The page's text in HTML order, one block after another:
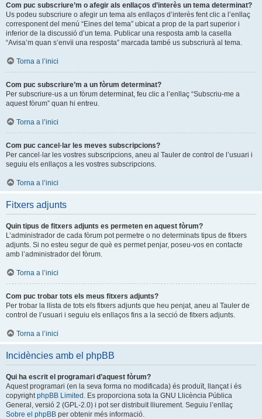
Com puc subscriure’m o afegir als enllaços d’interès un tema determinat?
Us podeu subscriure o afegir un tema als enllaços d’interès fent clic a l’enllaç
corresponent del menú “Eines del tema” ubicat a prop de la part superior i
inferior de la discussió d’un tema. Publicar una resposta amb la casella
“Avisa’m quan s’envïi una resposta” marcada també us subscriurà al tema.
Torna a l’inici
Com puc subscriure’m a un fòrum determinat?
Per subscriure-us a un fòrum determinat, feu clic a l’enllaç “Subscriu-me a
aquest fòrum” quan hi entreu.
Torna a l’inici
Com puc cancel·lar les meves subscripcions?
Per cancel·lar les vostres subscripcions, aneu al Tauler de control de l’usuari i
seguiu els enllaços a les vostres subscripcions.
Torna a l’inici
Fitxers adjunts
Quin tipus de fitxers adjunts es permeten en aquest fòrum?
L’administrador de cada fòrum pot permetre o no determinats tipus de fitxers
adjunts. Si no esteu segur de què es permet penjar, poseu-vos en contacte
amb l’administrador del fòrum.
Torna a l’inici
Com puc trobar tots els meus fitxers adjunts?
Per trobar la llista de tots els fitxers adjunts que heu penjat, aneu al Tauler de
control de l’usuari i seguiu els enllaços fins a la secció de fitxers adjunts.
Torna a l’inici
Incidències amb el phpBB
Qui ha escrit el programari d’aquest fòrum?
Aquest programari (en la seva forma no modificada) és produït, llançat i és
copyright phpBB Limited . Es proporciona sota la GNU Llicència Pública
General, versió 2 (GPL-2.0) i pot ser distribuït lliurement. Seguiu l’enllaç
Sobre el phpBB per obtenir més informació.